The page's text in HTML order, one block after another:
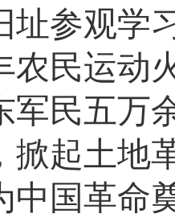
址参观学
农民运动
军民五万
掀起土地
中国革命